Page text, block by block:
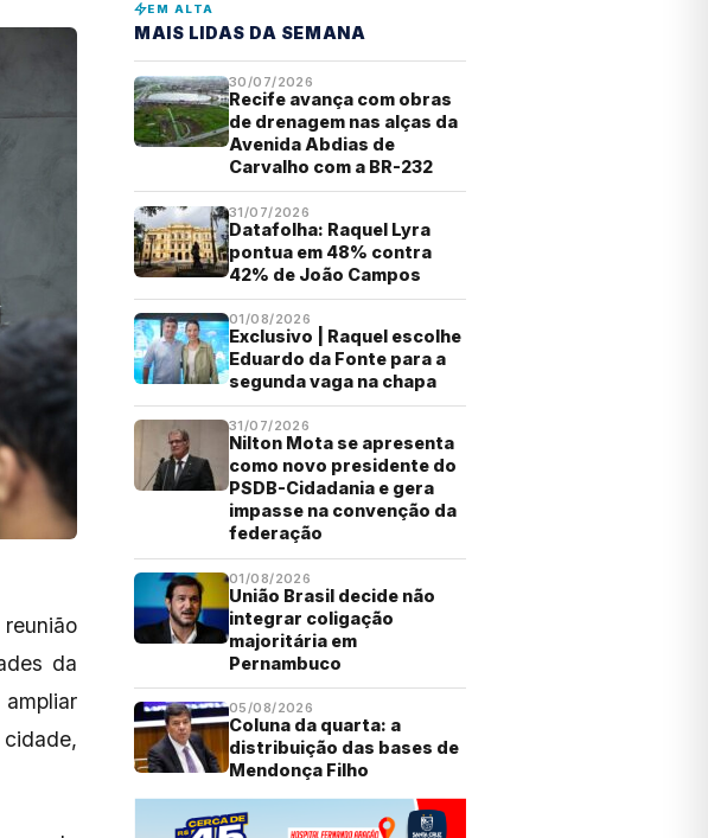
da
EM ALTA
MAIS LIDAS DA SEMANA
30/07/2026
Recife avança com obras
de drenagem nas alças da
Avenida Abdias de
Carvalho com a BR-232
31/07/2026
Datafolha: Raquel Lyra
pontua em 48% contra
42% de João Campos
01/08/2026
Exclusivo | Raquel escolhe
Eduardo da Fonte para a
segunda vaga na chapa
31/07/2026
Nilton Mota se apresenta
como novo presidente do
PSDB-Cidadania e gera
impasse na convenção da
federação
01/08/2026
União Brasil decide não
integrar coligação
majoritária em
Pernambuco
05/08/2026
Coluna da quarta: a
distribuição das bases de
Mendonça Filho